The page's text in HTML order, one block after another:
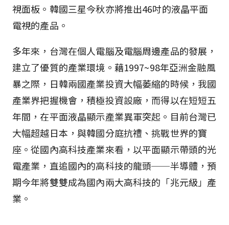
視面板。韓國三星今秋亦將推出46吋的液晶平面
電視的產品。
多年來，台灣在個人電腦及電腦周邊產品的發展，
建立了優質的產業環境。藉1997~98年亞洲金融風
暴之際，日韓兩國產業投資大幅萎縮的時候，我國
產業界把握機會，積極投資設廠，而得以在短短五
年間，在平面液晶顯示產業異軍突起。目前台灣已
大幅超越日本，與韓國分庭抗禮、挑戰世界的寶
座。從國內高科技產業來看，以平面顯示帶頭的光
電產業，直追國內的高科技的龍頭──半導體，預
期今年將雙雙成為國內兩大高科技的「兆元級」產
業。